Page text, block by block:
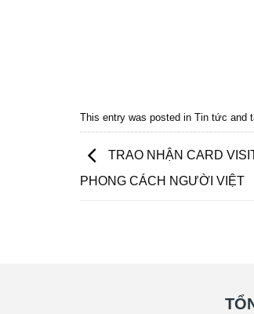
This entry was posted in Tin tức and
TRAO NHẬN CARD
PHONG CÁCH NGƯỜI VIỆT